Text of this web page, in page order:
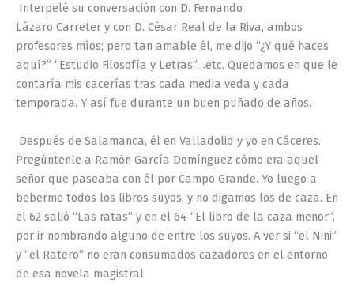
Interpelé su conversación con D. Fernando
Lázaro Carreter y con D. César Real de la Riva, ambos
profesores míos; pero tan amable él, me dijo “¿Y qué haces
aquí?” “Estudio Filosofía y Letras”…etc. Quedamos en que le
contaría mis cacerías tras cada media veda y cada
temporada. Y así fue durante un buen puñado de años.
Después de Salamanca, él en Valladolid y yo en Cáceres.
Pregúntenle a Ramón García Domínguez cómo era aquel
señor que paseaba con él por Campo Grande. Yo luego a
beberme todos los libros suyos, y no digamos los de caza. En
el 62 salió “Las ratas” y en el 64 “El libro de la caza menor”,
por ir nombrando alguno de entre los suyos. A ver si “el Nini”
y “el Ratero” no eran consumados cazadores en el entorno
de esa novela magistral.